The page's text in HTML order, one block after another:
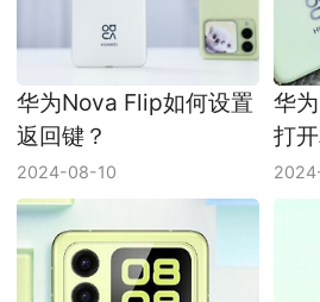
华为Nova Flip如何设置
返回键？
2024-08-10
华
打